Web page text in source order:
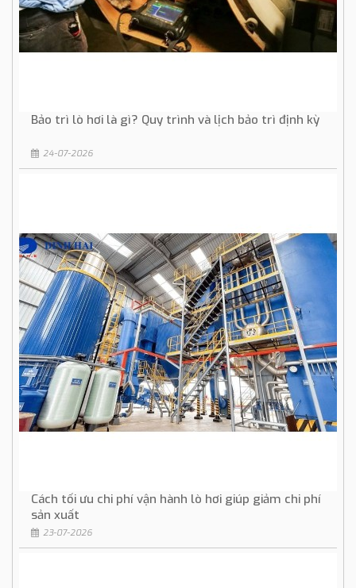
Bảo trì lò hơi là gì? Quy trình và lịch bảo trì định kỳ
24-07-2026
Cách tối ưu chi phí vận hành lò hơi giúp giảm chi phí
sản xuất
23-07-2026